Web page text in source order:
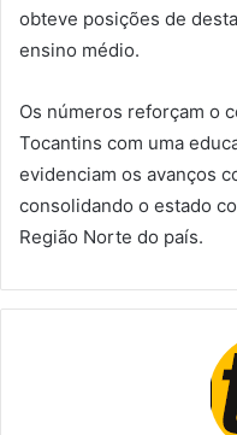
obteve posições de
ensino médio.
Os números reforçam o
Tocantins com uma
evidenciam os avanços
consolidando o estado
Região Norte do país.